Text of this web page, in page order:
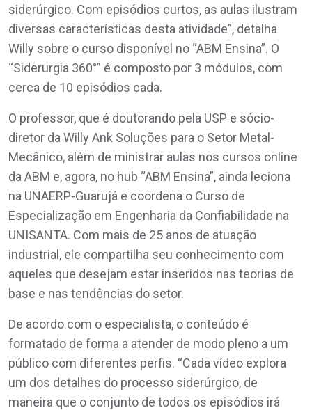
siderúrgico. Com episódios curtos, as aulas ilustram
diversas características desta atividade”, detalha
Willy sobre o curso disponível no “ABM Ensina”. O
“Siderurgia 360°” é composto por 3 módulos, com
cerca de 10 episódios cada.
O professor, que é doutorando pela USP e sócio-
diretor da Willy Ank Soluções para o Setor Metal-
Mecânico, além de ministrar aulas nos cursos online
da ABM e, agora, no hub “ABM Ensina”, ainda leciona
na UNAERP-Guarujá e coordena o Curso de
Especialização em Engenharia da Confiabilidade na
UNISANTA. Com mais de 25 anos de atuação
industrial, ele compartilha seu conhecimento com
aqueles que desejam estar inseridos nas teorias de
base e nas tendências do setor.
De acordo com o especialista, o conteúdo é
formatado de forma a atender de modo pleno a um
público com diferentes perfis. “Cada vídeo explora
um dos detalhes do processo siderúrgico, de
maneira que o conjunto de todos os episódios irá